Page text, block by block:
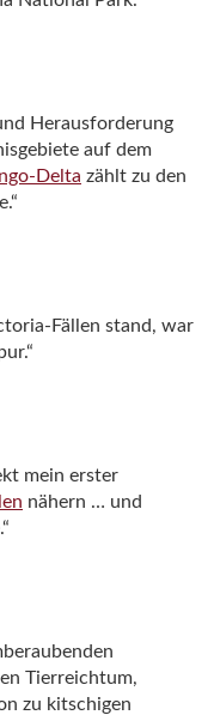
Herausforderung
auf dem
zählt zu den
stand, war
mein erster
nähern … und
Tierreichtum,
zu kitschigen